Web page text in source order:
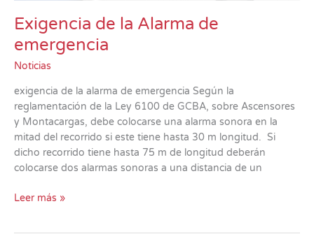
Exigencia de la Alarma de
emergencia
Noticias
exigencia de la alarma de emergencia Según la
reglamentación de la Ley 6100 de GCBA, sobre Ascensores
y Montacargas, debe colocarse una alarma sonora en la
mitad del recorrido si este tiene hasta 30 m longitud. Si
dicho recorrido tiene hasta 75 m de longitud deberán
colocarse dos alarmas sonoras a una distancia de un
Leer más »